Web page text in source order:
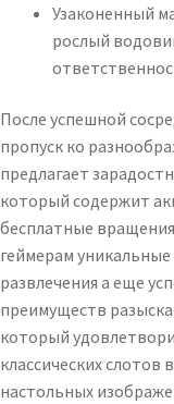
Узаконенный
рослый
После успешной
пропуск ко
предлагает
который содержит
бесплатные
геймерам
развлечения а еще
преимуществ
который
классических
настольных